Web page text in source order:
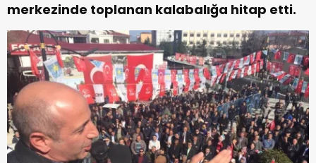
merkezinde toplanan kalabalığa hitap etti.